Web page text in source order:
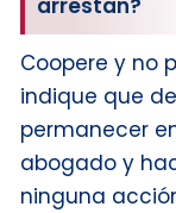
arrestan?
Coopere y no
indique que
permanecer
abogado y
ninguna